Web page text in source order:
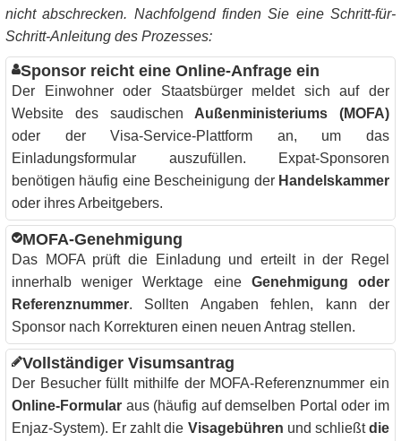
nicht abschrecken. Nachfolgend finden Sie eine Schritt-für-
Schritt-Anleitung des Prozesses:
Sponsor reicht eine Online-Anfrage ein
Der Einwohner oder Staatsbürger meldet sich auf der
Website des saudischen Außenministeriums (MOFA)
oder der Visa-Service-Plattform an, um das
Einladungsformular auszufüllen. Expat-Sponsoren
benötigen häufig eine Bescheinigung der Handelskammer
oder ihres Arbeitgebers.
MOFA-Genehmigung
Das MOFA prüft die Einladung und erteilt in der Regel
innerhalb weniger Werktage eine Genehmigung oder
Referenznummer. Sollten Angaben fehlen, kann der
Sponsor nach Korrekturen einen neuen Antrag stellen.
Vollständiger Visumsantrag
Der Besucher füllt mithilfe der MOFA-Referenznummer ein
Online-Formular aus (häufig auf demselben Portal oder im
Enjaz-System). Er zahlt die Visagebühren und schließtdie